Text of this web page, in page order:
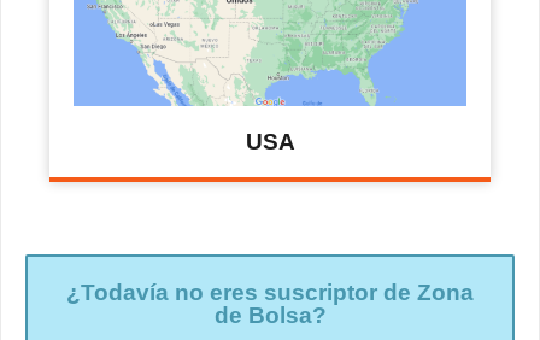
USA
¿Todavía no eres suscriptor de Zona
de Bolsa?